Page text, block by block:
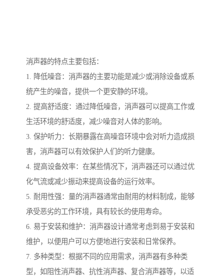
消声器的特点主要包括：
1. 降低噪音：消声器的主要功能是减少或消除设备或系
统产生的噪音，提供一个更安静的环境。
2. 提高舒适度：通过降低噪音，消声器可以提高工作或
生活环境的舒适度，减少噪音对人体的影响。
3. 保护听力：长期暴露在高噪音环境中会对听力造成损
害，消声器可以有效保护人们的听力健康。
4. 提高设备效率：在某些情况下，消声器还可以通过优
化气流或减少振动来提高设备的运行效率。
5. 耐用性强：量的消声器通常由耐用的材料制成，能够
承受恶劣的工作环境，具有较长的使用寿命。
6. 易于安装和维护：消声器设计通常考虑到易于安装和
维护，以便用户可以方便地进行安装和日常保养。
7. 多种类型：根据不同的应用需求，消声器有多种类
型，如阻性消声器、抗性消声器、复合消声器等，以适